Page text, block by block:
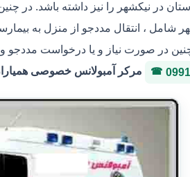
در نیکشهر را نیز داشته باشد. در
شامل ، انتقال مددجو از منزل به
در صورت نیاز و یا درخواست مددجو و
مرکر آمبولانس خصوصی همیاران سلامت ایثار